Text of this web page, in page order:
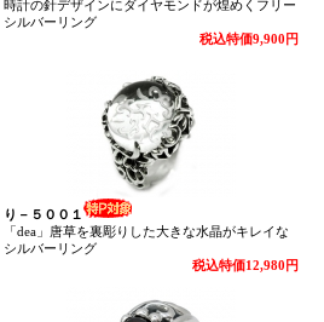
時計の針デザインにダイヤモンドが煌めくフリー
シルバーリング
税込特価9,900円
り－５００１
「dea」唐草を裏彫りした大きな水晶がキレイな
シルバーリング
税込特価12,980円